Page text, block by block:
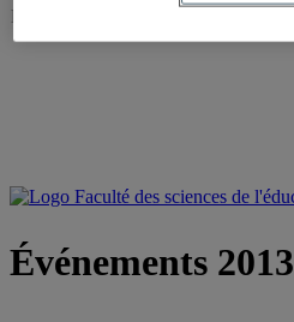
N
Événements 2013